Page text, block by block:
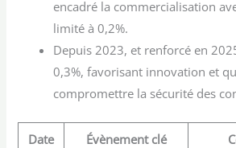
encadré la commercialisation
limité à 0,2%.
Depuis 2023, et renforcé en
0,3%, favorisant innovation et
compromettre la sécurité des
Date Évènement clé